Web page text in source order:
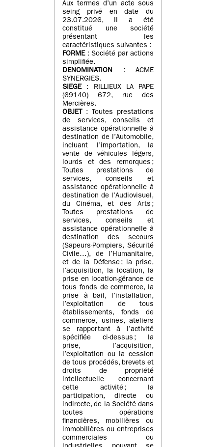
Aux termes d’un acte sous
seing privé en date du
23.07.2026, il a été
constitué une société
présentant les
caractéristiques suivantes :
FORME: Société par actions
simplifiée.
DENOMINATION : ACME
SYNERGIES.
SIEGE: RILLIEUX LA PAPE
(69140) 672, rue des
Mercières.
OBJET
: Toutes prestations
de services, conseils et
assistance opérationnelle à
destination de l’Automobile,
incluant l’importation, la
vente de véhicules légers,
lourds et des remorques ;
Toutes prestations de
services, conseils et
assistance opérationnelle à
destination de l’Audiovisuel,
du Cinéma, et des Arts ;
Toutes prestations de
services, conseils et
assistance opérationnelle à
destination des secours
(Sapeurs-Pompiers, Sécurité
Civile…), de l’Humanitaire,
et de la Défense ; la prise,
l’acquisition, la location, la
prise en location-gérance de
tous fonds de commerce, la
prise à bail, l’installation,
l’exploitation de tous
établissements, fonds de
commerce, usines, ateliers
se rapportant à l’activité
spécifiée ci-dessus ; la
prise, l’acquisition,
l’exploitation ou la cession
de tous procédés, brevets et
droits de propriété
intellectuelle concernant
cette activité ; la
participation, directe ou
indirecte, de la Société dans
toutes opérations
financières, mobilières ou
immobilières ou entreprises
commerciales ou